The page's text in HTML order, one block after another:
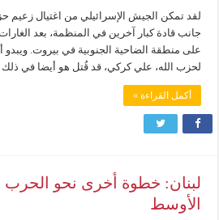
لقد تمكن الجيش الإسرائيلي من اغتيال زعيم
جانب قادة كبار آخرين في المنظمة، بعد
على منطقة الضاحية الجنوبية في بيروت. ويبدو
لحزب الله، علي كركي، قد قُتل هو أيضا في ذلك
أكمل القراءة »
لبنان: خطوة أخرى نحو
الأوسط